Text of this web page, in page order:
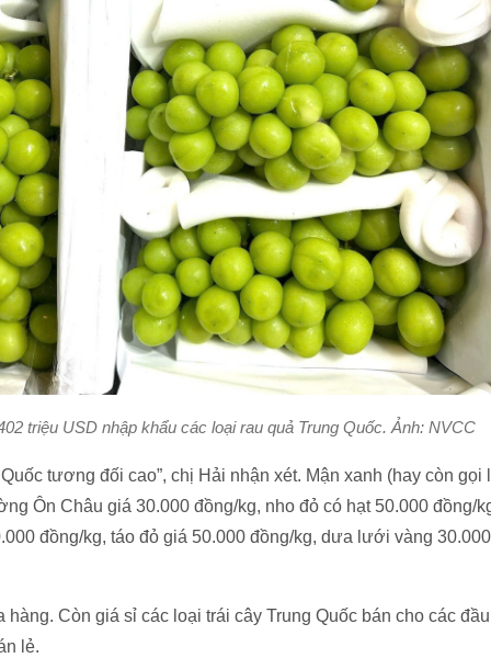
triệu USD nhập khẩu các loại rau quả Trung Quốc. Ảnh: NVCC
tương đối cao”, chị Hải nhận xét. Mận xanh (hay còn gọi
Ôn Châu giá 30.000 đồng/kg, nho đỏ có hạt 50.000 đồng/
đồng/kg, táo đỏ giá 50.000 đồng/kg, dưa lưới vàng 30.000
Còn giá sỉ các loại trái cây Trung Quốc bán cho các
lẻ.